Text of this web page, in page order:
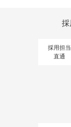
採
採用担当
直通